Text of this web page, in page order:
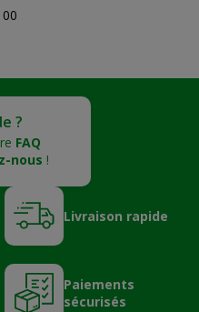
?
FAQ
nous !
Livraison rapide
Paiements
sécurisés